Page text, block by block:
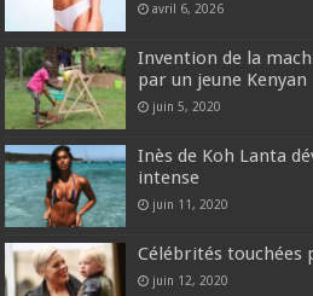
avril 6, 2026
Invention de la
par un jeune Kenyan
juin 5, 2020
Inès de Koh Lanta
intense
juin 11, 2020
Célébrités touchées
juin 12, 2020